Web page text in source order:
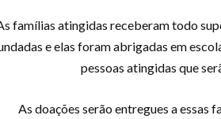
famílias atingidas receberam todo
e elas foram abrigadas em
pessoas atingidas que
As doações serão entregues a